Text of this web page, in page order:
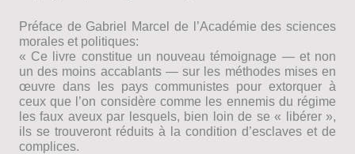
Préface de Gabriel Marcel de l’Académie des sciences
morales et politiques:
« Ce livre constitue un nouveau témoignage — et non
un des moins accablants — sur les méthodes mises en
œuvre dans les pays communistes pour extorquer à
ceux que l’on considère comme les ennemis du régime
les faux aveux par lesquels, bien loin de se « libérer »,
ils se trouveront réduits à la condition d’esclaves et de
complices.